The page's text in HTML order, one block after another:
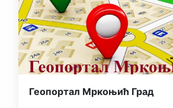
Геопортал Мркоњић Град